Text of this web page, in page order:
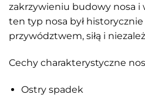
zakrzywieniu budowy nosa
ten typ nosa był
przywództwem, siłą i
Cechy charakterystyczne
Ostry spadek